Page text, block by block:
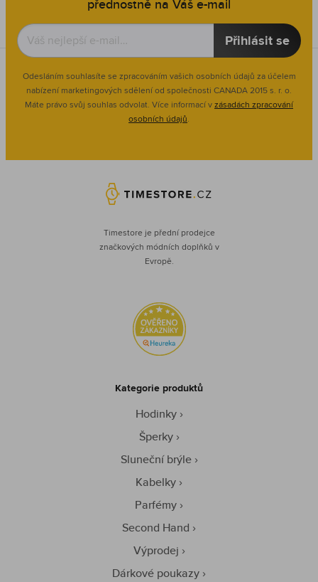
přednostně na Váš e-mail
Přihlásit se
Odesláním souhlasíte se zpracováním vašich osobních údajů za účelem
nabízení marketingových sdělení od společnosti CANADA 2015 s. r. o.
Máte právo svůj souhlas odvolat. Více informací vzásadách zpracování
osobních údajů.
Timestore je přední prodejce
značkových módních doplňků v
Evropě.
Kategorie produktů
Hodinky
Šperky
Sluneční brýle
Kabelky
Parfémy
Second Hand
Výprodej
Dárkové poukazy